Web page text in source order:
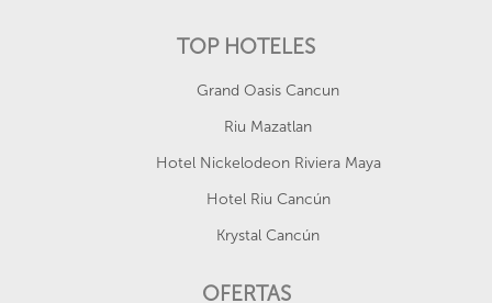
TOP HOTELES
Grand Oasis Cancun
Riu Mazatlan
Hotel Nickelodeon Riviera Maya
Hotel Riu Cancún
Krystal Cancún
OFERTAS